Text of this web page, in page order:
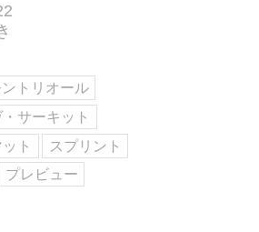
ントリオール
サーキット
ト
スプリント
プレビュー